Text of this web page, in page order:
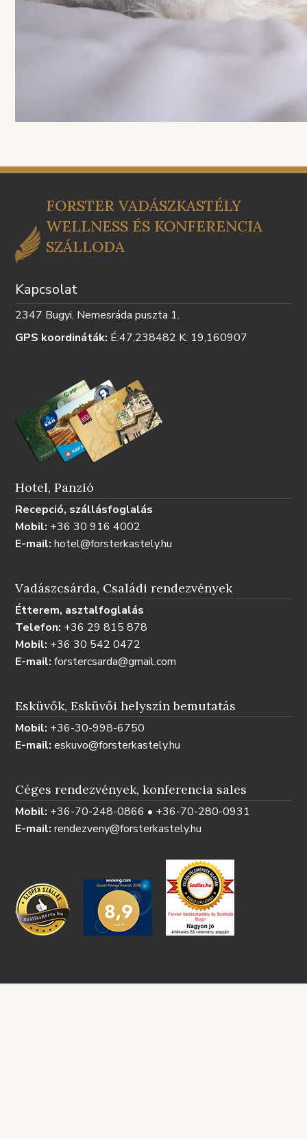
FORSTER VADÁSZKASTÉLY
WELLNESS ÉS KONFERENCIA
SZÁLLODA
Kapcsolat
2347 Bugyi, Nemesráda puszta 1.
GPS koordináták: É:47,238482 K: 19,160907
Hotel, Panzió
Recepció, szállásfoglalás
Mobil: +36 30 916 4002
E-mail: hotel@forsterkastely.hu
Vadászcsárda, Családi rendezvények
Étterem, asztalfoglalás
Telefon: +36 29 815 878
Mobil: +36 30 542 0472
E-mail: forstercsarda@gmail.com
Esküvők, Esküvői helyszín bemutatás
Mobil: +36-30-998-6750
E-mail: eskuvo@forsterkastely.hu
Céges rendezvények, konferencia sales
Mobil: +36-70-248-0866 • +36-70-280-0931
E-mail:rendezveny@forsterkastely.hu